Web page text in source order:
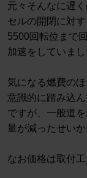
元々そんなに遅
セルの開閉に対
5500回転位まで
加速をしていまし
気になる燃費のほ
意識的に踏み込
ですが、一般道
量が減ったせい
なお価格は取付工